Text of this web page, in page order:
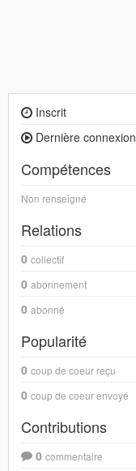
Inscrit
Dernière connexion
Compétences
Non renseigné
Relations
0 collectif
0 abonnement
0 abonné
Popularité
0 coup de coeur reçu
0 coup de coeur envoyé
Contributions
0 commentaire